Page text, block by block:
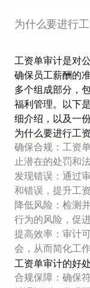
为什么要进行
工资单审计是对
确保员工薪酬的
多个组成部分，
福利管理。以下
细介绍，以及一
为什么要进行工
确保合规：工资
止潜在的处罚和
发现错误：通过
和错误，提升工
降低风险：检测
行为的风险，促
提高效率：审计
会，从而简化工
工资单审计的好处
合规保障：确保